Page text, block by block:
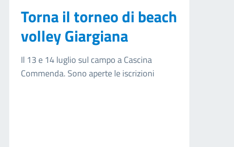
Torna il torneo di beach
volley Giargiana
Il 13 e 14 luglio sul campo a Cascina
Commenda. Sono aperte le iscrizioni